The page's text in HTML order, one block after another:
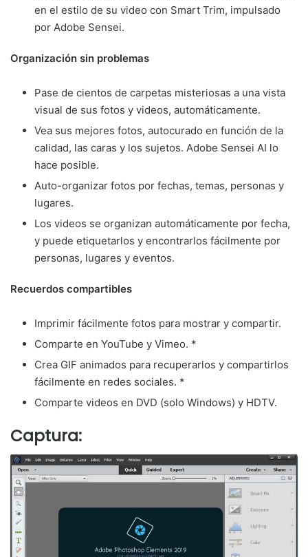
en el estilo de su video con Smart Trim, impulsado
por Adobe Sensei.
Organización sin problemas
Pase de cientos de carpetas misteriosas a una vista
visual de sus fotos y videos, automáticamente.
Vea sus mejores fotos, autocurado en función de la
calidad, las caras y los sujetos. Adobe Sensei AI lo
hace posible.
Auto-organizar fotos por fechas, temas, personas y
lugares.
Los videos se organizan automáticamente por fecha,
y puede etiquetarlos y encontrarlos fácilmente por
personas, lugares y eventos.
Recuerdos compartibles
Imprimir fácilmente fotos para mostrar y compartir.
Comparte en YouTube y Vimeo. *
Crea GIF animados para recuperarlos y compartirlos
fácilmente en redes sociales. *
Comparte videos en DVD (solo Windows) y HDTV.
Captura: